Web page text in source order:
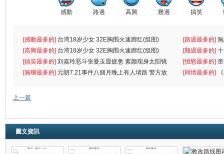
感動 路過 高興 難過 搞笑
[感動最多的] 台湾18岁少女 32E胸围火速蹿红(组图) [路過最多的]
[高興最多的] 台湾18岁少女 32E胸围火速蹿红(组图) [難過最多的]
[搞笑最多的] 刘嘉玲恶斗张曼玉显疲惫 素颜现身太阳镜
遮
[憤怒最多的]
[無聊最多的] 元朗7.21事件八個月晚上有人堵路 警方放
催
[同情最多的]
一
上一篇
圖文資訊